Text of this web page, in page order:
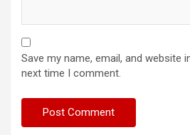
Save my name, email, and website
next time I comment.